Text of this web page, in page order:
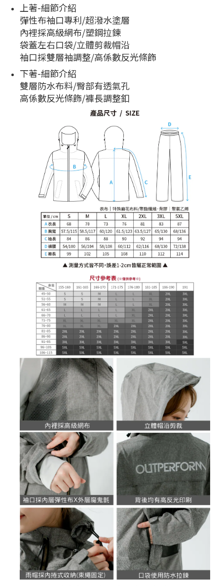
上著-細節介紹
彈性布袖口專利/超潑水塗層
內裡採高級網布/塑鋼拉鍊
袋蓋左右口袋/立體剪裁帽沿
袖口採雙層袖調整/高係數反光條飾
下著-細節介紹
雙層防水布料/臀部有透氣孔
高係數反光條飾/褲長調整釦